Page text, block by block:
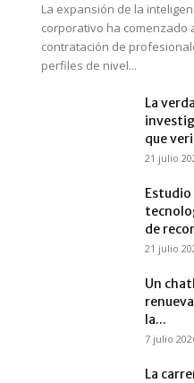
La expansión de la
corporativo ha comenzado
contratación de
perfiles de nivel...
La
que
21 julio
Estudio
de
21 julio
Un
la...
7 julio
La